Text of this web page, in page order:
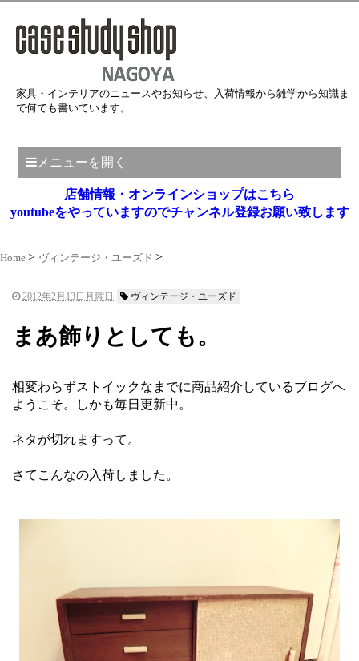
家具・インテリアのニュースやお知らせ、入荷情報から雑学から知識ま
で何でも書いています。
メニューを開く
店舗情報・オンラインショップはこちら
youtubeをやっていますのでチャンネル登録お願い致します
Home ヴィンテージ・ユーズド
2012年2月13日月曜日 ヴィンテージ・ユーズド
まあ飾りとしても。
相変わらずストイックなまでに商品紹介しているブログへ
ようこそ。しかも毎日更新中。
ネタが切れますって。
さてこんなの入荷しました。